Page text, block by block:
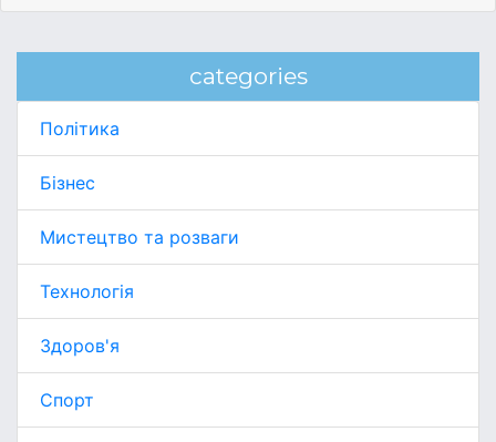
categories
Політика
Бізнес
Мистецтво та розваги
Технологія
Здоров'я
Спорт